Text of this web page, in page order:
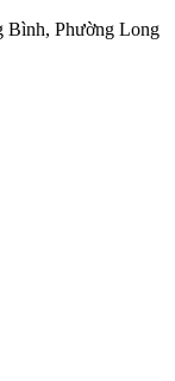
Bình, Phường Long